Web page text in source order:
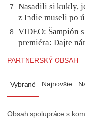
7
Nasadili si kukly,
z Indie museli po
8
VIDEO: Šampión
premiéra: Dajte
PARTNERSKÝ OBSAH
Vybrané Najnovšie
Obsah spolupráce s